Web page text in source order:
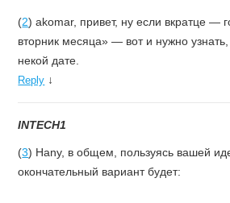
(2) akomar, привет, ну если вкратце —
вторник месяца» — вот и нужно узнать,
некой дате.
Reply ↓
INTECH1
(3) Hany, в общем, пользуясь вашей
окончательный вариант будет: